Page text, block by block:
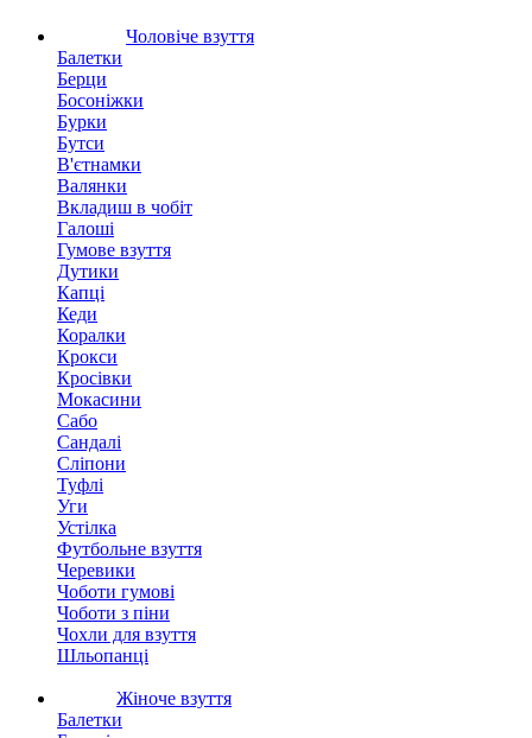
Чоловіче взуття
Балетки
Берци
Босоніжки
Бурки
Бутси
В'єтнамки
Валянки
Вкладиш в чобіт
Галоші
Гумове взуття
Дутики
Капці
Кеди
Коралки
Крокси
Кросівки
Мокасини
Сабо
Сандалі
Сліпони
Туфлі
Уги
Устілка
Футбольне взуття
Черевики
Чоботи гумові
Чоботи з піни
Чохли для взуття
Шльопанці
Жіноче взуття
Балетки